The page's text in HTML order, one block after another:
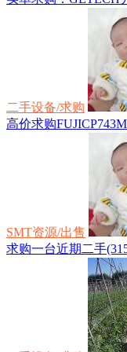
二手设备/求购
高价求购
SMT资源/出售
求购一台近期二手